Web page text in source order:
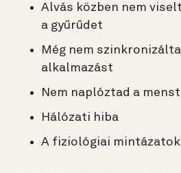
Alvás közben nem
a gyűrűdet
Még nem
alkalmazást
Nem naplóztad a
Hálózati hiba
A fiziológiai mintázatok